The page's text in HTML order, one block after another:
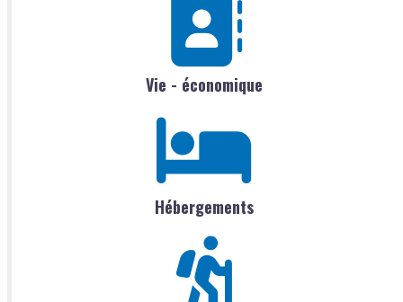
Vie - économique
Hébergements